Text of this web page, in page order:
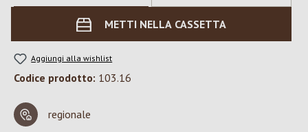
METTI NELLA CASSETTA
Aggiungi alla wishlist
Codice prodotto: 103.16
regionale